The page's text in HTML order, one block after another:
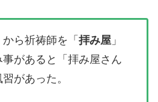
ら祈祷師を「 拝み屋 」
があると「拝み屋さん
があった。